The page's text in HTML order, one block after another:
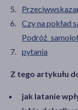
Czy na pokład
Podróż
pytania
Z tego artykułu
jak latanie